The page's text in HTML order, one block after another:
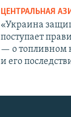
ЦЕНТРАЛЬНАЯ
«Украина
поступает
— о топливном
и его